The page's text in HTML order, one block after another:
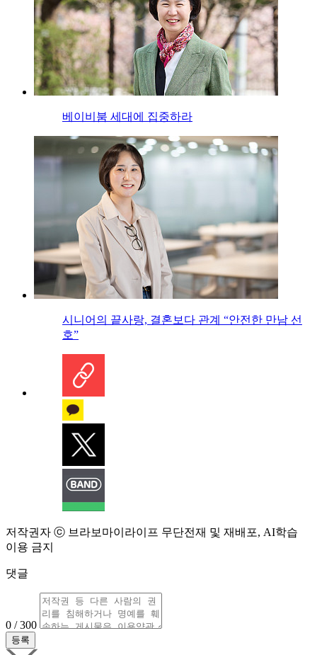
베이비붐 세대에 집중하라
시니어의 끝사랑, 결혼보다 관계 “안전한 만남 선
호”
저작권자 ⓒ 브라보마이라이프 무단전재 및 재배포, AI학습
이용 금지
댓글
0 / 300